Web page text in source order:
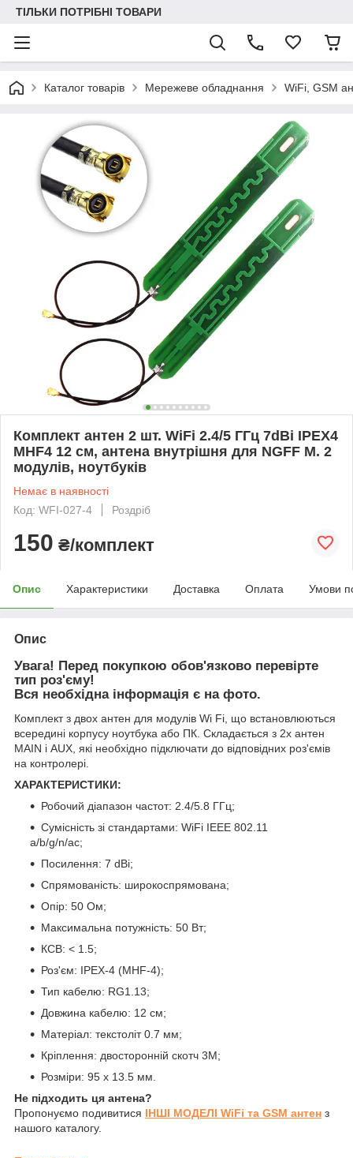
ТІЛЬКИ ПОТРІБНІ ТОВАРИ
Каталог товарів Мережеве обладнання WiFi, GSM
Комплект антен 2 шт. WiFi 2.4/5 ГГц 7dBi IPEX4
MHF4 12 см, антена внутрішня для NGFF M. 2
модулів, ноутбуків
Немає в наявності
Код: WFI-027-4
Роздріб
150 ₴/комплект
Опис Характеристики Доставка Оплата Умови
Опис
Увага! Перед покупкою обов'язково перевірте
тип роз'єму!
Вся необхідна інформація є на фото.
Комплект з двох антен для модулів Wi Fi, що встановлюються
всередині корпусу ноутбука або ПК. Складається з 2х антен
MAIN і AUX, які необхідно підключати до відповідних роз'ємів
на контролері.
ХАРАКТЕРИСТИКИ:
Робочий діапазон частот: 2.4/5.8 ГГц;
Сумісність зі стандартами: WiFi IEEE 802.11
a/b/g/n/ac;
Посилення: 7 dBi;
Спрямованість: широкоспрямована;
Опір: 50 Ом;
Максимальна потужність: 50 Вт;
КСВ: < 1.5;
Роз'єм: IPEX-4 (MHF-4);
Тип кабелю: RG1.13;
Довжина кабелю: 12 см;
Матеріал: текстоліт 0.7 мм;
Кріплення: двосторонній скотч 3М;
Розміри: 95 x 13.5 мм.
Не підходить ця антена?
Пропонуємо подивитися ІНШІ МОДЕЛІ WiFi та GSM антен з
нашого каталогу.